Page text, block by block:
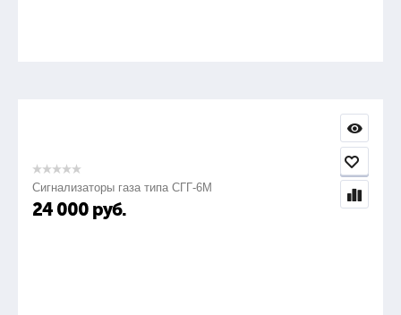
Сигнализаторы газа типа СГГ-6М
24 000 руб.